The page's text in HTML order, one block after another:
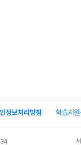
정보처리방침 학습지원